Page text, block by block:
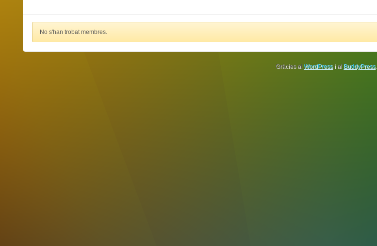
No s'han trobat membres.
Gràcies al WordPressi al BuddyPress.